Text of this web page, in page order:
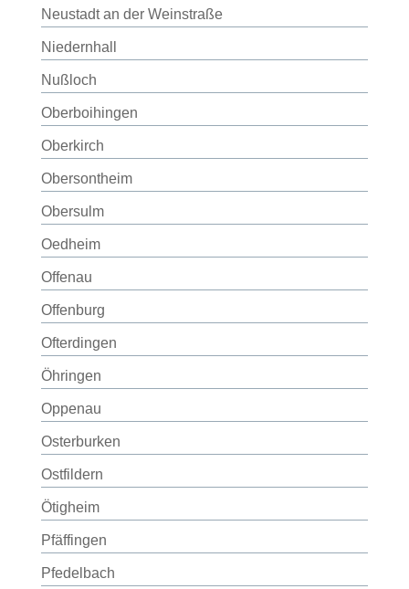
Neustadt an der Weinstraße
Niedernhall
Nußloch
Oberboihingen
Oberkirch
Obersontheim
Obersulm
Oedheim
Offenau
Offenburg
Ofterdingen
Öhringen
Oppenau
Osterburken
Ostfildern
Ötigheim
Pfäffingen
Pfedelbach